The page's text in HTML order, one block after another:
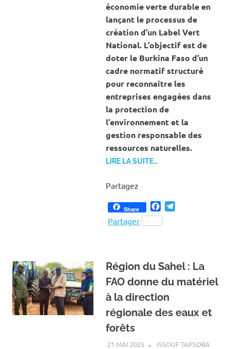
économie verte durable en
lançant le processus de
création d’un Label Vert
National. L’objectif est de
doter le Burkina Faso d’un
cadre normatif structuré
pour reconnaître les
entreprises engagées dans
la protection de
l’environnement et la
gestion responsable des
ressources naturelles.
LIRE LA SUITE…
Partagez
Share Facebook
Partager
Région du Sahel : La
FAO donne du matériel
à la direction
régionale des eaux et
forêts
21 MAI 2025 ISSOUF TAPSOBA